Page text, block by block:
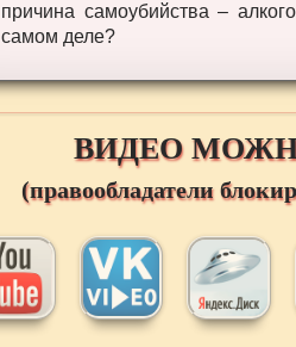
причина самоубийства –
самом деле?
ВИДЕО
(правообладатели